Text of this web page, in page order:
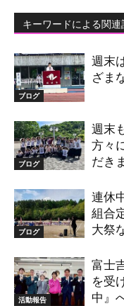
キーワードによる関連
ブログ
週末
ざま
ブログ
週末
方々
だき
ブログ
連休
組合
大祭
活動報告
富士
を受
中』